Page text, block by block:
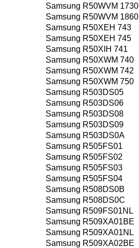
Samsung R50WVM 1730
Samsung R50WVM 1860
Samsung R50XEH 743
Samsung R50XEH 745
Samsung R50XIH 741
Samsung R50XWM 740
Samsung R50XWM 742
Samsung R50XWM 750
Samsung R503DS05
Samsung R503DS06
Samsung R503DS08
Samsung R503DS09
Samsung R503DS0A
Samsung R505FS01
Samsung R505FS02
Samsung R505FS03
Samsung R505FS04
Samsung R508DS0B
Samsung R508DS0C
Samsung R509FS01NL
Samsung R509XA01BE
Samsung R509XA01NL
Samsung R509XA02BE